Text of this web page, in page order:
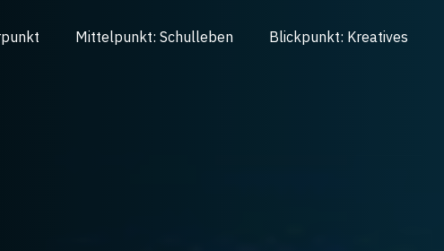
Mittelpunkt: Schulleben Blickpunkt: Kreatives